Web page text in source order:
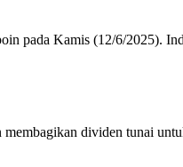
pada Kamis (12/6/2025).
dividen tunai